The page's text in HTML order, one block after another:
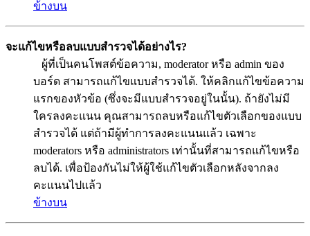
ข้างบน
จะแก้ไขหรือลบแบบสำรวจได้อย่างไร?
ผู้ที่เป็นคนโพสต์ข้อความ, moderator หรือ admin ของ
บอร์ด สามารถแก้ไขแบบสำรวจได้. ให้คลิกแก้ไขข้อความ
แรกของหัวข้อ (ซึ่งจะมีแบบสำรวจอยู่ในนั้น). ถ้ายังไม่มี
ใครลงคะแนน คุณสามารถลบหรือแก้ไขตัวเลือกของแบบ
สำรวจได้ แต่ถ้ามีผู้ทำการลงคะแนนแล้ว เฉพาะ
moderators หรือ administrators เท่านั้นที่สามารถแก้ไขหรือ
ลบได้. เพื่อป้องกันไม่ให้ผู้ใช้แก้ไขตัวเลือกหลังจากลง
คะแนนไปแล้ว
ข้างบน